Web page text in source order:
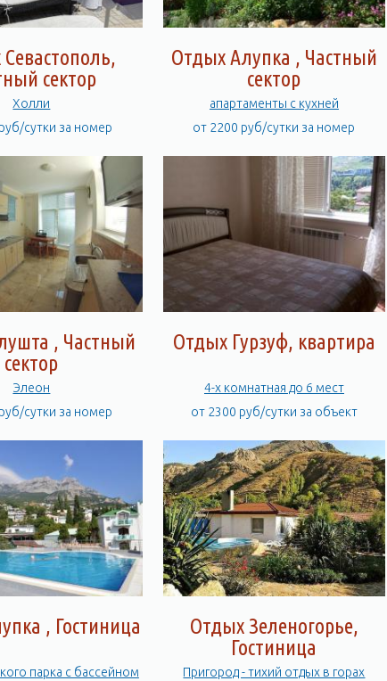
сектор
Холли
сутки за номер
Отдых Алупка , Частный
сектор
апартаменты с кухней
от 2200 руб/сутки за номер
, Частный
сектор
Элеон
сутки за номер
Отдых Гурзуф, квартира
4-х комнатная до 6 мест
от 2300 руб/сутки за объект
, Гостиница
У Воронцовского парка с бассейном
Отдых Зеленогорье,
Гостиница
Пригород - тихий отдых в горах